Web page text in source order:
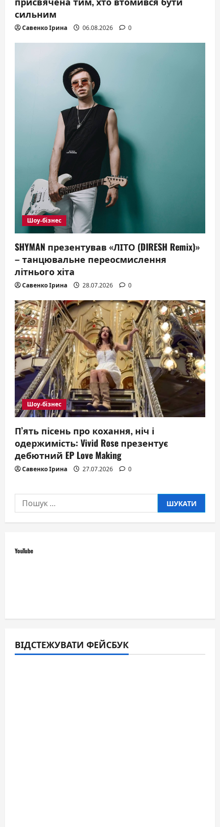
сильним
Савенко Ірина 06.08.2026 0
Шоу-бізнес
SHYMAN презентував «ЛІТО (DIRESH Remix)»
– танцювальне переосмислення
літнього хіта
Савенко Ірина 28.07.2026 0
Шоу-бізнес
П’ять пісень про кохання, ніч і
одержимість: Vivid Rose презентує
дебютний EP Love Making
Савенко Ірина 27.07.2026 0
Пошук:
YouTube
ВІДСТЕЖУВАТИ ФЕЙСБУК